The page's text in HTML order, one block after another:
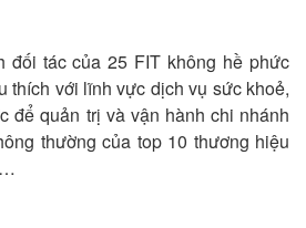
đối tác của 25 FIT không hề phức
thích với lĩnh vực dịch vụ sức khoẻ,
để quản trị và vận hành chi nhánh
thường của top 10 thương hiệu